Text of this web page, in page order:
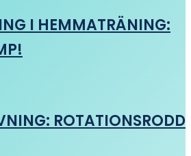
I HEMMATRÄNING:
ROTATIONSRODD